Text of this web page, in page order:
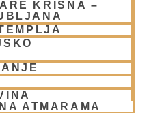
KRIŠNA –
ATMARAMA